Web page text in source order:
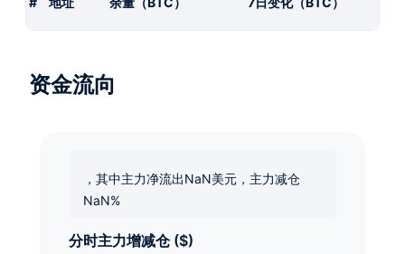
资金流向
，其中主力净流出NaN美元，主力减仓
NaN%
分时主力增减仓 ($)